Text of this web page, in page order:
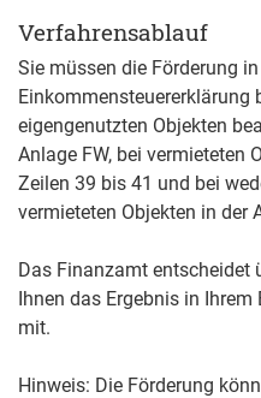
Verfahrensablauf
Sie müssen die Förderung
Einkommensteuererklärung
eigengenutzten Objekten
Anlage FW, bei vermieteten
Zeilen 39 bis 41 und bei
vermieteten Objekten in der
Das Finanzamt entscheidet
Ihnen das Ergebnis in
mit.
Hinweis: Die Förderung